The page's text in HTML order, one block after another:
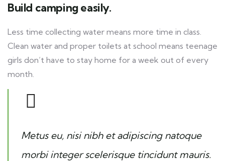
Build camping easily.
Less time collecting water means more time in class.
Clean water and proper toilets at school means teenage
girls don’t have to stay home for a week out of every
month.
Metus eu, nisi nibh et adipiscing natoque
morbi integer scelerisque tincidunt mauris.